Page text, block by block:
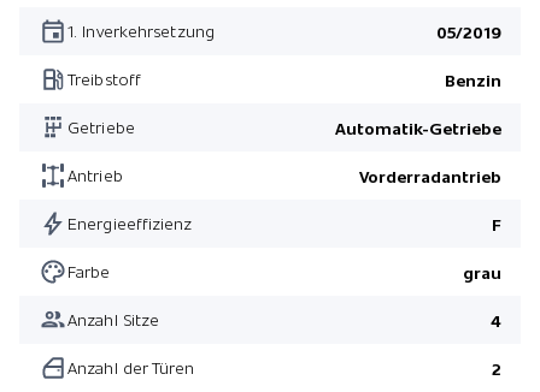
Mini Connected
Leichtmetallräder 16" Victory Spoke Black
Color-Line
Ausstattung Pepper
1. Inverkehrsetzung 05/2019
Treibstoff Benzin
Getriebe Automatik-Getriebe
Antrieb Vorderradantrieb
Energieeffizienz F
Farbe grau
Anzahl Sitze 4
Anzahl der Türen 2